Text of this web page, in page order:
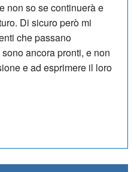
non so se continuerà e
Di sicuro però mi
che passano
ancora pronti, e non
e ad esprimere il loro